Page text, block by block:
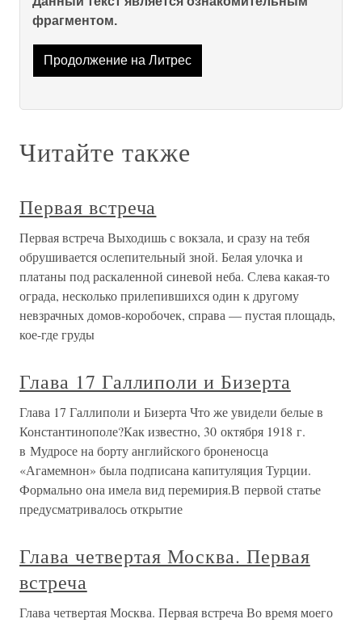
фрагментом.
Продолжение на Литрес
Читайте также
Первая встреча
Первая встреча Выходишь с вокзала, и сразу на тебя
обрушивается ослепительный зной. Белая улочка и
платаны под раскаленной синевой неба. Слева какая-то
ограда, несколько прилепившихся один к другому
невзрачных домов-коробочек, справа — пустая площадь,
кое-где груды
Глава 17 Галлиполи и Бизерта
Глава 17 Галлиполи и Бизерта Что же увидели белые в
Константинополе?Как известно, 30 октября 1918 г.
в Мудросе на борту английского броненосца
«Агамемнон» была подписана капитуляция Турции.
Формально она имела вид перемирия.В первой статье
предусматривалось открытие
Глава четвертая Москва. Первая
встреча
Глава четвертая Москва. Первая встреча Во время моего